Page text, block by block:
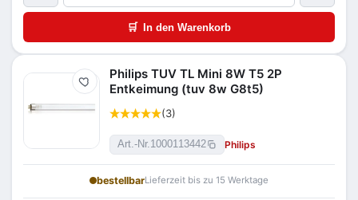
🛒 In den Warenkorb
Merken
Philips TUV TL Mini 8W T5 2P
Entkeimung (tuv 8w G8t5)
(3)
Art.-Nr.1000113442 Philips
bestellbarLieferzeit bis zu 15 Werktage